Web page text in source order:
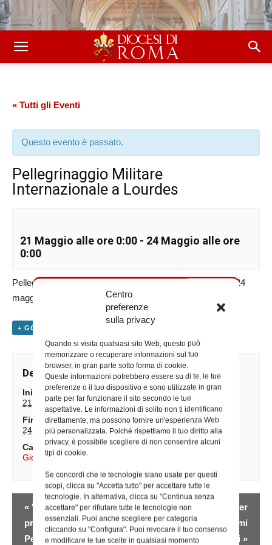
Centro
preferenze
sulla privacy
Quando si visita qualsiasi sito Web, questo può
memorizzare o recuperare informazioni sul tuo
browser, in gran parte sotto forma di cookie.
Queste informazioni potrebbero essere su di te, le tue
preferenze o il tuo dispositivo e sono utilizzate in gran
parte per far funzionare il sito secondo le tue
aspettative. Le informazioni di solito non ti identificano
direttamente, ma possono fornire un'esperienza Web
più personalizzata. Poiché rispettiamo il tuo diritto alla
privacy, è possibile scegliere di non consentire alcuni
tipi di cookie.
Se concordi che le tecnologie siano usate per questi
scopi, clicca su "Accetta tutto" per accettare tutte le
tecnologie. In alternativa, clicca su "Continua senza
accettare" per rifiutare tutte le tecnologie non
essenziali. Puoi anche scegliere per categoria
cliccando su "Configura". Puoi revocare il tuo consenso
e modificare le tue scelte in qualsiasi momento
« Tutti gli Eventi
Questo evento è passato.
Pellegrinaggio Militare
Internazionale a Lourdes
21 Maggio alle ore 0:00 - 24 Maggio alle ore
0:00
Pellegrinaggio Militare Internazionale a Lourdes dal 21 al 24
maggio (ORP)
+ GOOGLE CALENDAR
Dettagli
Inizio:
21 Maggio alle ore 0:00
Fine:
24 Maggio alle ore 0:00
Categoria Evento:
Giornate di sensibilizzazione
Evento
Navigazione
« Veglia Ecumenica in
preparazione alla
Pentecoste “insieme
Fine corso Liturgia per
la Pastorale ed esami
finali »